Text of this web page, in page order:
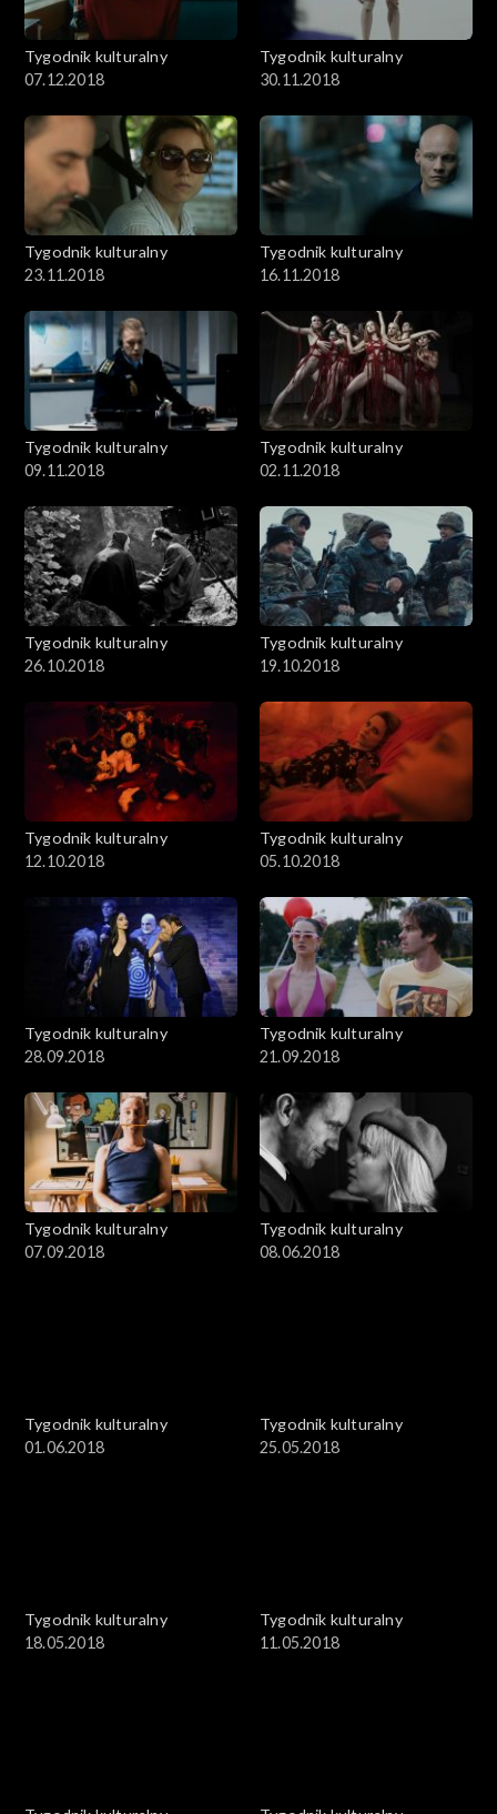
Tygodnik kulturalny
07.12.2018
Tygodnik kulturalny
30.11.2018
Tygodnik kulturalny
23.11.2018
Tygodnik kulturalny
16.11.2018
Tygodnik kulturalny
09.11.2018
Tygodnik kulturalny
02.11.2018
Tygodnik kulturalny
26.10.2018
Tygodnik kulturalny
19.10.2018
Tygodnik kulturalny
12.10.2018
Tygodnik kulturalny
05.10.2018
Tygodnik kulturalny
28.09.2018
Tygodnik kulturalny
21.09.2018
Tygodnik kulturalny
07.09.2018
Tygodnik kulturalny
08.06.2018
Tygodnik kulturalny
01.06.2018
Tygodnik kulturalny
25.05.2018
Tygodnik kulturalny
18.05.2018
Tygodnik kulturalny
11.05.2018